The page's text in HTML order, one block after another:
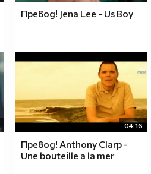
Превод! Jena Lee - Us Boy
04:16
Превод! Anthony Clarp -
Une bouteille a la mer